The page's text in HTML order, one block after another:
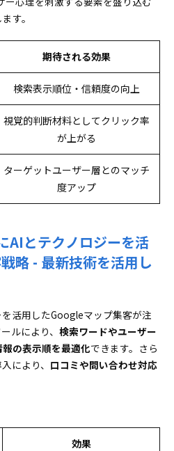
す。
期待される効果
検索表示順位・信頼度の向上
視覚的判断材料としてクリック率
が上がる
ターゲットユーザー層とのマッチ
度アップ
AIとテクノロジーを活
略 - 最新技術を活用し
活用したGoogleマップ集客が注
ルにより、 検索ワードやユーザー
の表示順を最適化できます。さら
により、 口コミや問い合わせ対応
効果